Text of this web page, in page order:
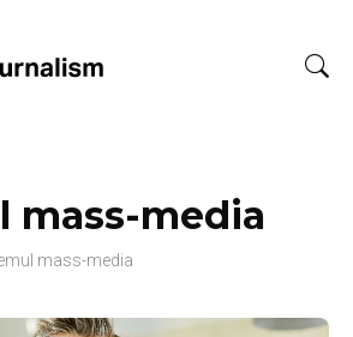
mass-media
mass-media